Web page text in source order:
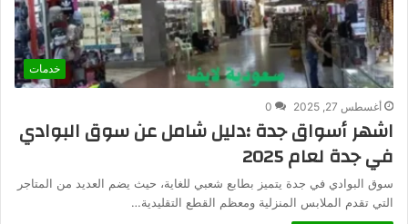
خدمات
أغسطس 27, 2025 0
اشهر أسواق جدة ؛دليل شامل عن سوق البوادي
في جدة لعام 2025
سوق البوادي في جدة يتميز بطابع شعبي للغاية، حيث يضم العديد من المتاجر
التي تقدم الملابس المنزلية ومعظم القطع التقليدية…